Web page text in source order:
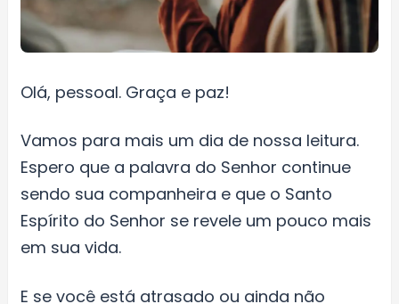
Olá, pessoal. Graça e paz!
Vamos para mais um dia de nossa leitura.
Espero que a palavra do Senhor continue
sendo sua companheira e que o Santo
Espírito do Senhor se revele um pouco mais
em sua vida.
E se você está atrasado ou ainda não